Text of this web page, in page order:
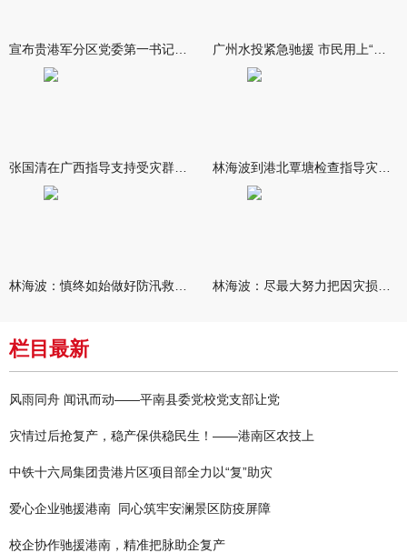
栏目最新
风雨同舟 闻讯而动——平南县委党校党支部让党
灾情过后抢复产，稳产保供稳民生！——港南区农技上
中铁十六局集团贵港片区项目部全力以“复”助灾
爱心企业驰援港南 同心筑牢安澜景区防疫屏障
校企协作驰援港南，精准把脉助企复产